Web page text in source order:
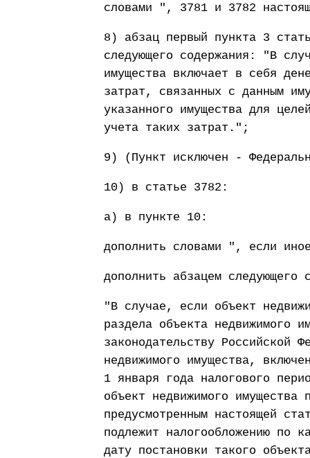
словами ", 3781 и 3782
8) абзац первый пункта 3
следующего содержания: "В
имущества включает в себя
затрат, связанных с данным
указанного имущества для
учета таких затрат.";
9) (Пункт исключен -
10) в статье 3782:
а) в пункте 10:
дополнить словами ", если
дополнить абзацем следующего
"В случае, если объект
раздела объекта недвижимого
законодательству Российской
недвижимого имущества,
1 января года налогового
объект недвижимого имущества
предусмотренным настоящей
подлежит налогообложению по
дату постановки такого